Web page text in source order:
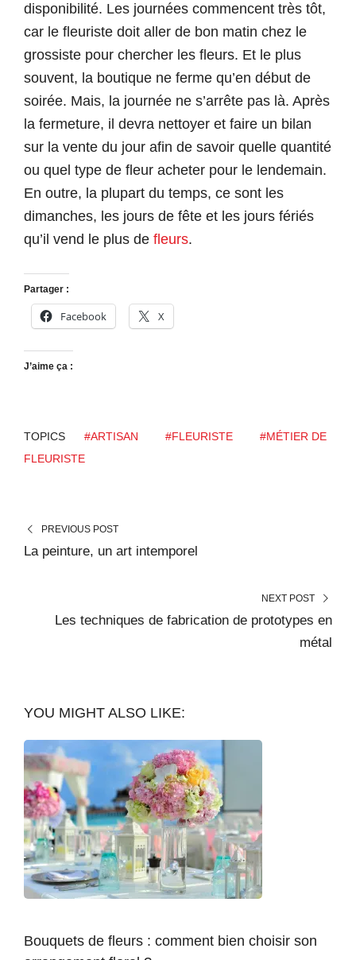
disponibilité. Les journées commencent très tôt,
car le fleuriste doit aller de bon matin chez le
grossiste pour chercher les fleurs. Et le plus
souvent, la boutique ne ferme qu’en début de
soirée. Mais, la journée ne s’arrête pas là. Après
la fermeture, il devra nettoyer et faire un bilan
sur la vente du jour afin de savoir quelle quantité
ou quel type de fleur acheter pour le lendemain.
En outre, la plupart du temps, ce sont les
dimanches, les jours de fête et les jours fériés
qu’il vend le plus de fleurs.
Partager :
Facebook X
J’aime ça :
TOPICS #ARTISAN #FLEURISTE
#MÉTIER DE
FLEURISTE
PREVIOUS POST
La peinture, un art intemporel
NEXT POST
Les techniques de fabrication de prototypes en
métal
YOU MIGHT ALSO LIKE:
Bouquets de fleurs : comment bien choisir son